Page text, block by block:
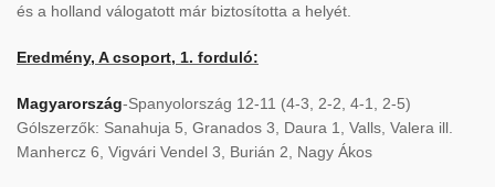
és a holland válogatott már biztosította a helyét.
Eredmény, A csoport, 1. forduló:
Magyarország-Spanyolország 12-11 (4-3, 2-2, 4-1, 2-5)
Gólszerzők: Sanahuja 5, Granados 3, Daura 1, Valls, Valera ill.
Manhercz 6, Vigvári Vendel 3, Burián 2, Nagy Ákos